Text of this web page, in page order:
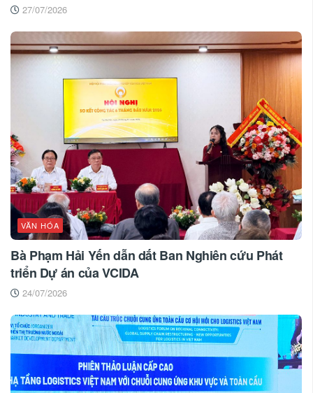
27/07/2026
VĂN HÓA
Bà Phạm Hải Yến dẫn dắt Ban Nghiên cứu Phát
triển Dự án của VCIDA
24/07/2026